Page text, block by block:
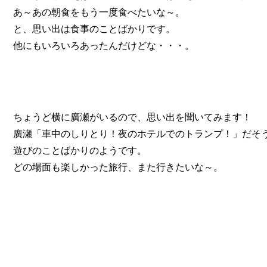
あ～あの朝食をもう一度食べたいな～。
と、思い出は食事のことばかりです。
他にもいろいろあったんだけどな・・・。
ちょうど横に廣瀬がいるので、思い出を聞いてみます！
廣瀬「車中のしりとり！夜のホテルでのトランプ！」だそ
遊びのことばかりのようです。
どの場面も楽しかった旅行、また行きたいな～。